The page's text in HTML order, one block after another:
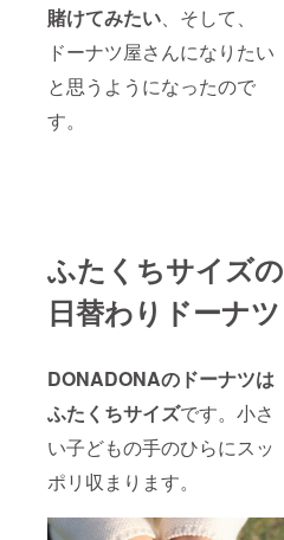
賭けてみたい、そして、
ドーナツ屋さんになりたい
と思うようになったので
す。
ふたくちサイズの
日替わりドーナツ
DONADONAのドーナツは
ふたくちサイズです。小さ
い子どもの手のひらにスッ
ポリ収まります。